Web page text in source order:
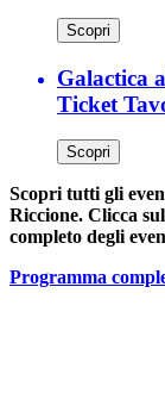
Scopri
Galactica
Ticket
Scopri
Scopri tutti gli
Riccione. Clicca
completo degli
Programma